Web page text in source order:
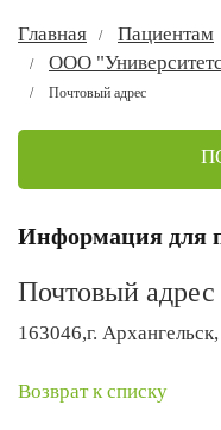
Главная Пациентам
ООО
Почтовый адрес
Информация для
Почтовый адрес
163046,г.
Возврат к списку